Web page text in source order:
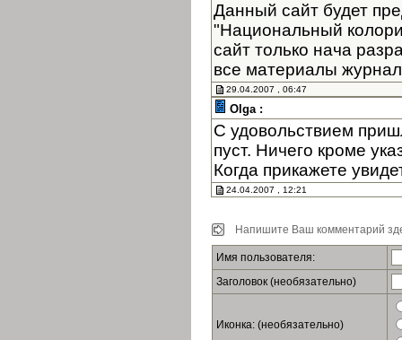
Данный сайт будет
"Национальный
сайт только нача
все материалы
29.04.2007 , 06:47
Olga :
С удовольствием
пуст. Ничего кроме
Когда прикажете
24.04.2007 , 12:21
Напишите Ваш комментарий
Имя пользователя:
Заголовок (необязательно)
Иконка: (необязательно)